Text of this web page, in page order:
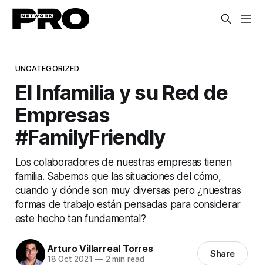
UNCATEGORIZED
El Infamilia y su Red de
Empresas
#FamilyFriendly
Los colaboradores de nuestras empresas tienen
familia. Sabemos que las situaciones del cómo,
cuando y dónde son muy diversas pero ¿nuestras
formas de trabajo están pensadas para considerar
este hecho tan fundamental?
Arturo Villarreal Torres
18 Oct 2021 —2 min read Share